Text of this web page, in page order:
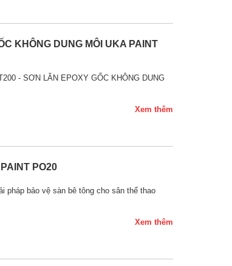
KHÔNG DUNG MÔI UKA PAINT
- SƠN LĂN EPOXY GỐC KHÔNG DUNG
Xem thêm
PO20
bảo vệ sàn bê tông cho sân thể thao
Xem thêm